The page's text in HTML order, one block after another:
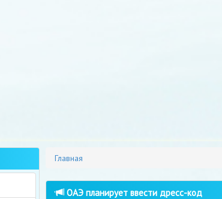
Главная
ОАЭ планирует ввести дресс-код